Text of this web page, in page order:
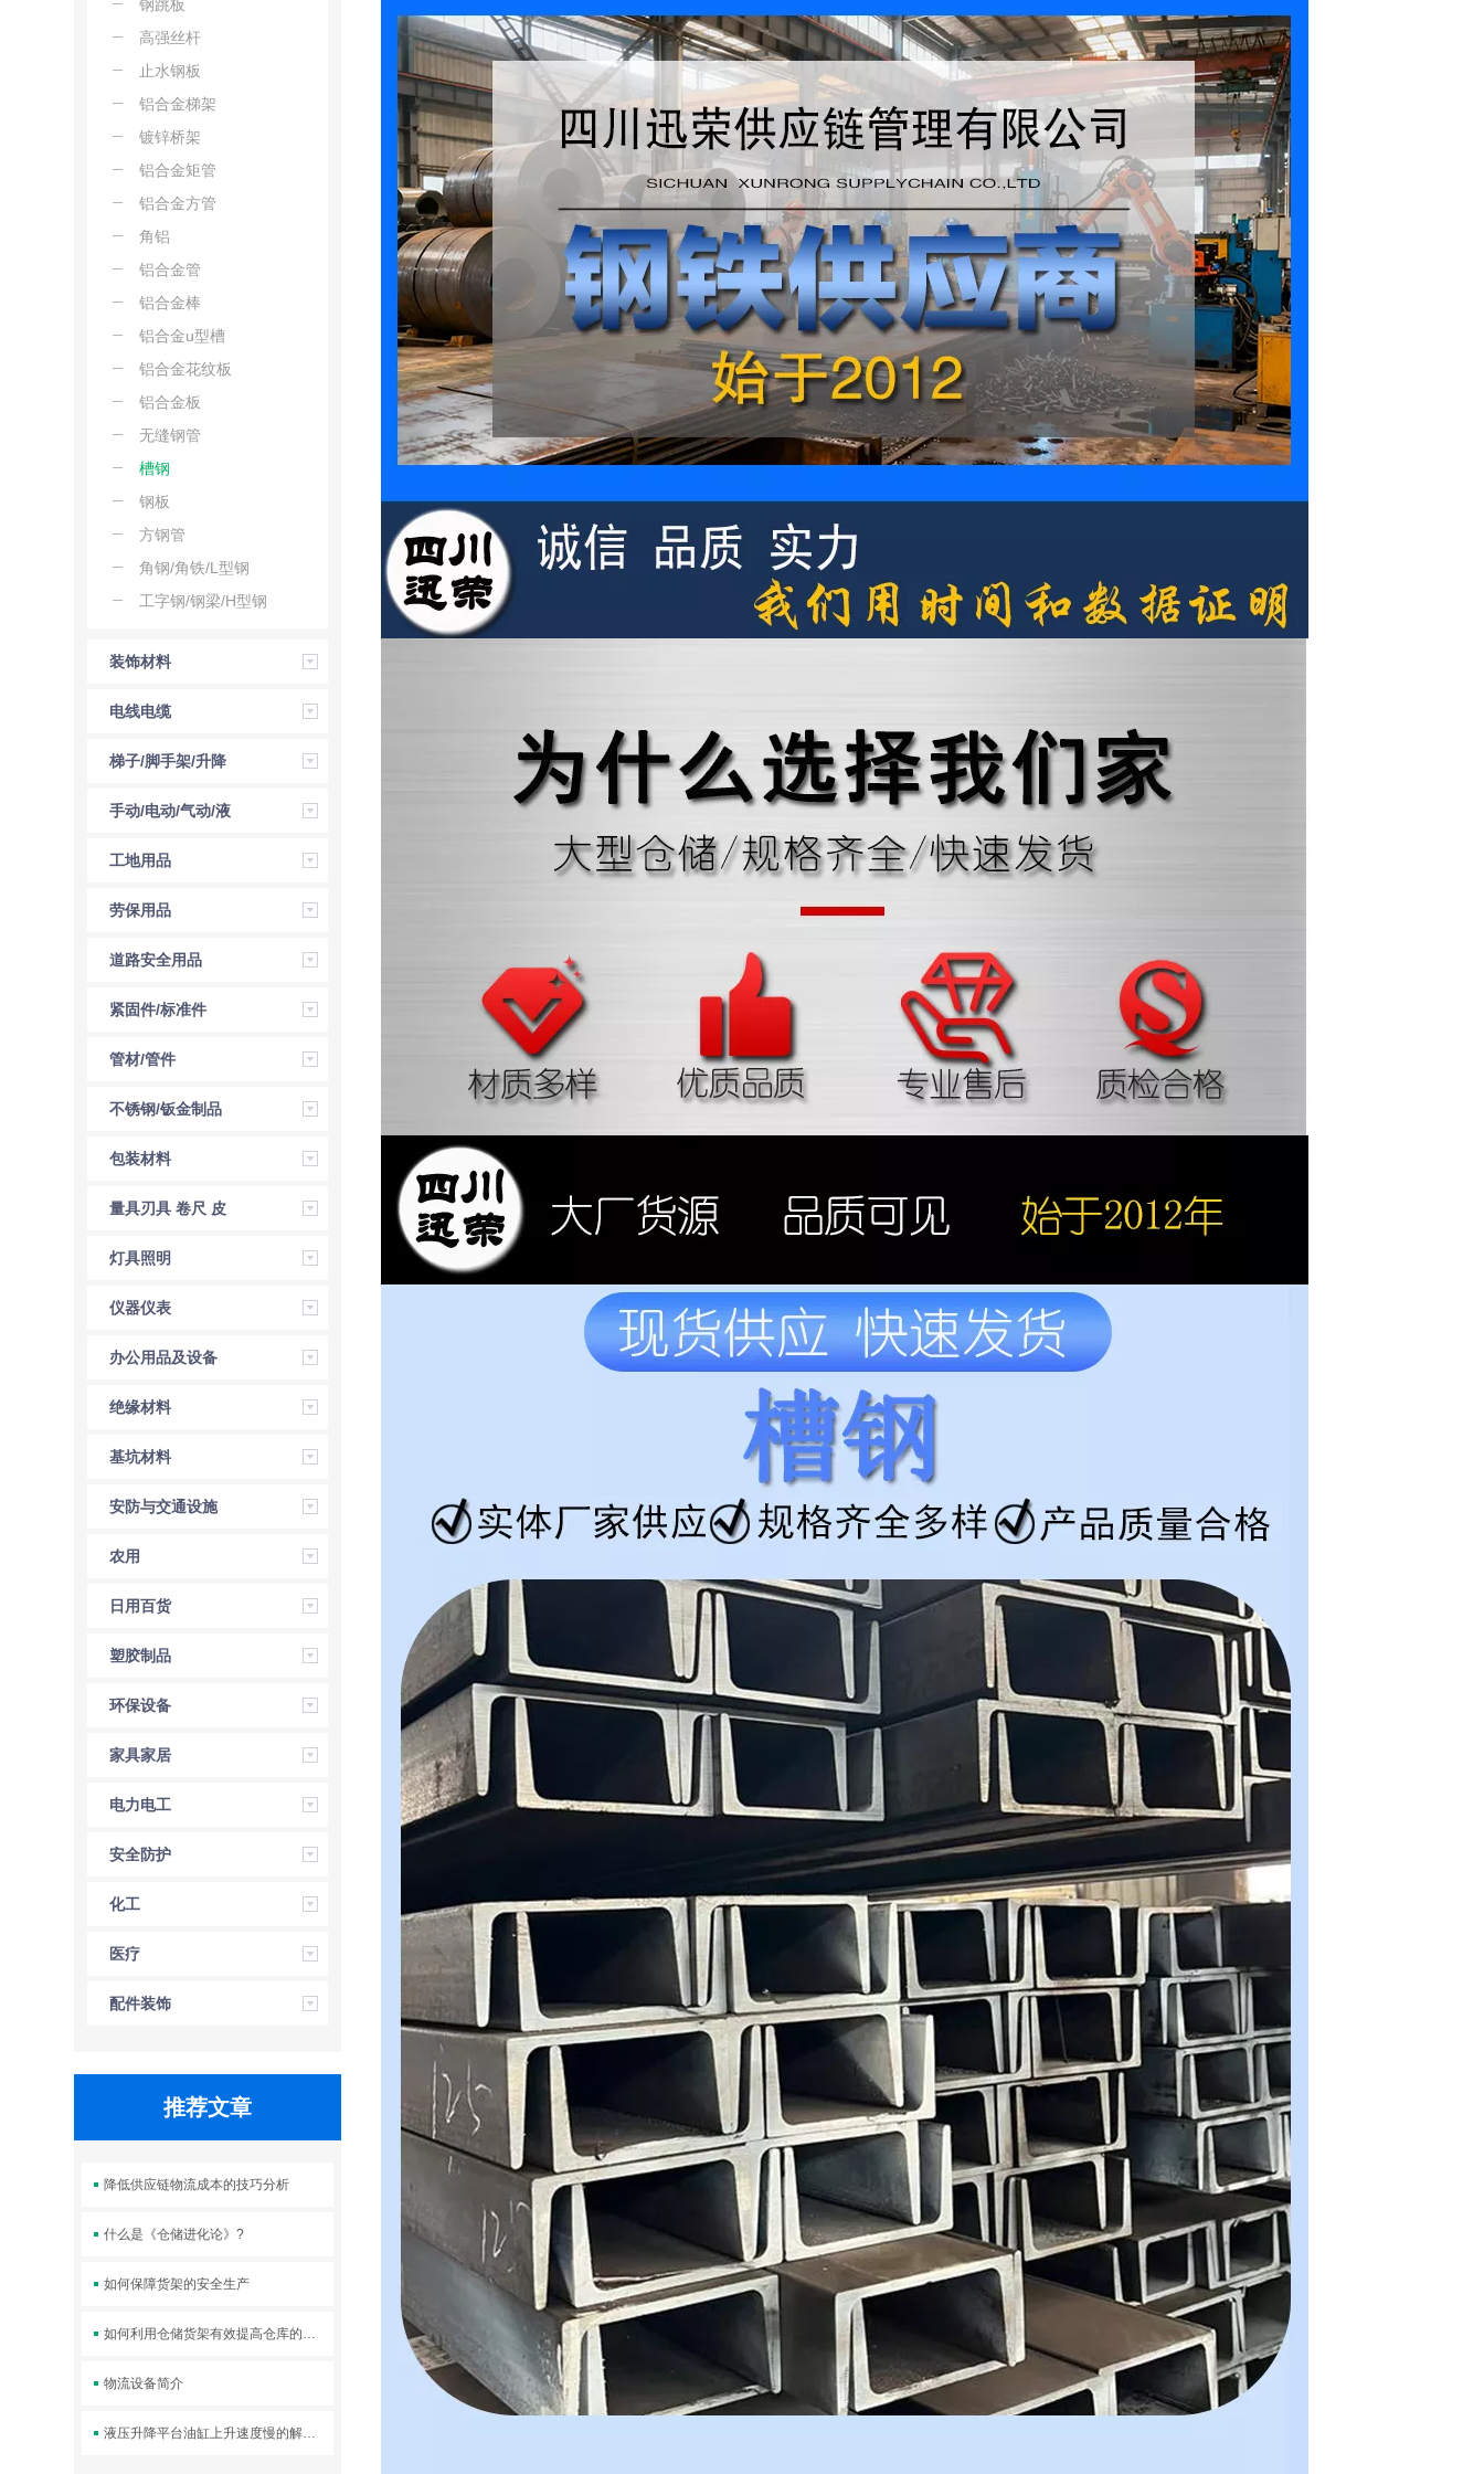
钢跳板
高强丝杆
止水钢板
铝合金梯架
镀锌桥架
铝合金矩管
铝合金方管
角铝
铝合金管
铝合金棒
铝合金u型槽
铝合金花纹板
铝合金板
无缝钢管
槽钢
钢板
方钢管
角钢/角铁/L型钢
工字钢/钢梁/H型钢
装饰材料
电线电缆
梯子/脚手架/升降
机
手动/电动/气动/液
压工具
工地用品
劳保用品
道路安全用品
紧固件/标准件
管材/管件
不锈钢/钣金制品
包装材料
量具刃具 卷尺 皮
尺 角尺 直尺
灯具照明
仪器仪表
办公用品及设备
绝缘材料
基坑材料
安防与交通设施
农用
日用百货
塑胶制品
环保设备
家具家居
电力电工
安全防护
化工
医疗
配件装饰
推荐文章
降低供应链物流成本的技巧分析
什么是《仓储进化论》?
如何保障货架的安全生产
如何利用仓储货架有效提高仓库的空间利用率
物流设备简介
液压升降平台油缸上升速度慢的解决方案